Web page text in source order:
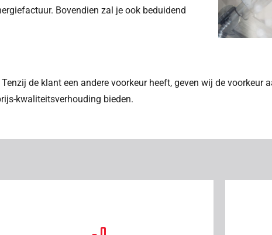
Bovendien zal je ook beduidend
de klant een andere voorkeur heeft, geven wij de voorkeur
kwaliteitsverhouding bieden.